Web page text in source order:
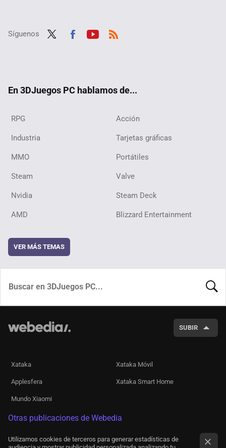
Síguenos
En 3DJuegos PC hablamos de...
RPG Acción
Industria Tarjetas gráficas
MMO Portátiles
Steam Valve
Nvidia Steam Deck
AMD Blizzard Entertainment
VER MÁS TEMAS
SUBIR
Xataka Xataka Móvil
Applesfera Xataka Smart Home
Mundo Xiaomi
Otras publicaciones de Webedia
Utilizamos cookies de terceros para generar estadísticas de